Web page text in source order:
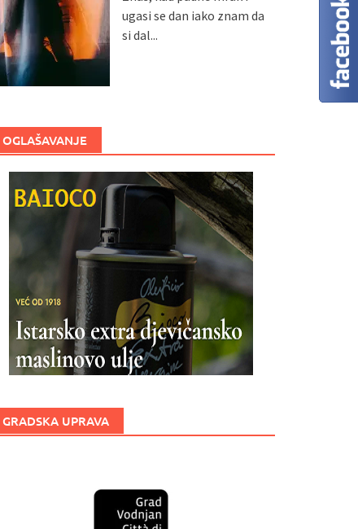
ugasi se dan iako znam da
si dal...
OGLAŠAVANJE
GRADSKA UPRAVA